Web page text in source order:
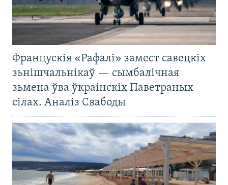
Францускія «Рафалі» замест савецкіх
зьнішчальнікаў — сымбалічная
зьмена ўва ўкраінскіх Паветраных
сілах. Аналіз Свабоды